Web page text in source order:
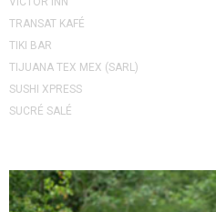
TRANSAT KAFÉ
TIKI BAR
TIJUANA TEX MEX (SARL)
SUSHI XPRESS
SUCRÉ SALÉ